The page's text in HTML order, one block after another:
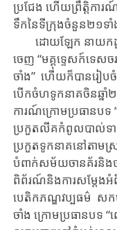
ប្រជែង​ ហើយ​ព្រឹត្តិការ
ទឹកនៃទីក្រុង​ចំនួន​២១ទាំ
ដោយ​ឡែក​ នាយក​ដ្ឋ
ចេញ​ “មគ្គុទ្ទេសក៍ទេ
ចាំង​​” ហើយ​ក៏បាន​រៀប
បើក​ចំហ​​ទូក​នាគចិន​ឆ្នាំ​
ការណ៍​ក្រោ​មប្រធាន​ប
ប្រកួតលីគកំពូលបាល់ទា
ប្រកួត​ទូក​នា​គ​នៅតាម​ស្
បំពាក់សម័យចានគ័រនិង​
ពិព័រណ៍និងការសម្តែងអំ
បេតិកភណ្ឌវប្បធម៌ សកម្
ចាំង ក្រោម​ប្រធានបទ